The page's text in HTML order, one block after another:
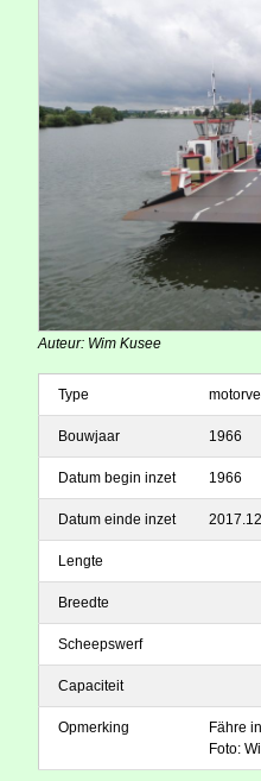
Auteur: Wim Kusee
Type
Bouwjaar 1966
Datum begin inzet 1966
Datum einde inzet 2017.12
Lengte
Breedte
Scheepswerf
Capaciteit
Opmerking
Fähre
Foto: